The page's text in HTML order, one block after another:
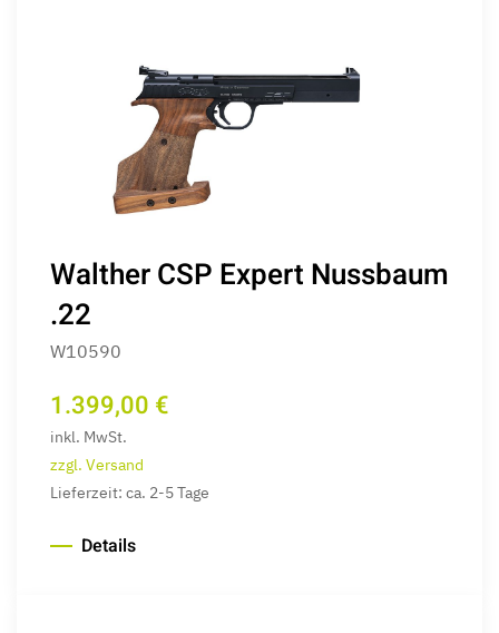
Walther CSP Expert Nussbaum
.22
W10590
1.399,00 €
inkl. MwSt.
zzgl. Versand
Lieferzeit: ca. 2-5 Tage
Details